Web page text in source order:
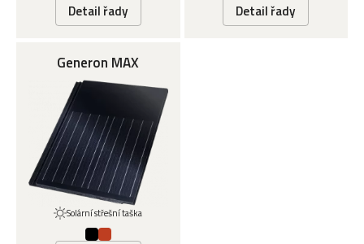
Detail řady Detail řady
Generon MAX
Solární střešní taška